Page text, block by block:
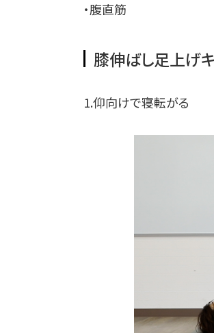
・腹直筋
膝伸ばし足上げ
1.仰向けで寝転がる